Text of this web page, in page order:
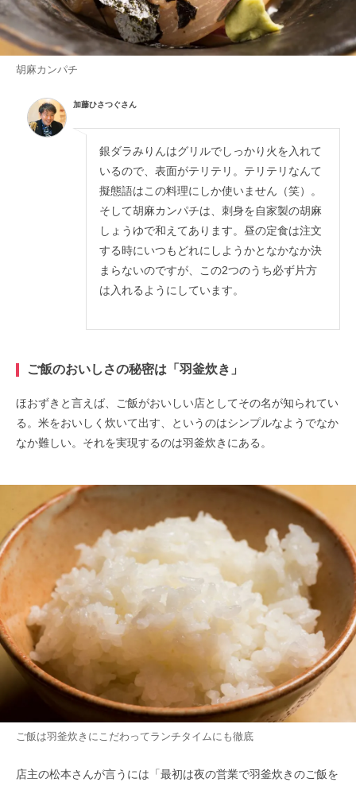
胡麻カンパチ
加藤ひさつぐさん
銀ダラみりんはグリルでしっかり火を入れて
いるので、表面がテリテリ。テリテリなんて
擬態語はこの料理にしか使いません（笑）。
そして胡麻カンパチは、刺身を自家製の胡麻
しょうゆで和えてあります。昼の定食は注文
する時にいつもどれにしようかとなかなか決
まらないのですが、この2つのうち必ず片方
は入れるようにしています。
ご飯のおいしさの秘密は「羽釜炊き」
ほおずきと言えば、ご飯がおいしい店としてその名が知られてい
る。米をおいしく炊いて出す、というのはシンプルなようでなか
なか難しい。それを実現するのは羽釜炊きにある。
ご飯は羽釜炊きにこだわってランチタイムにも徹底
店主の松本さんが言うには「最初は夜の営業で羽釜炊きのご飯を